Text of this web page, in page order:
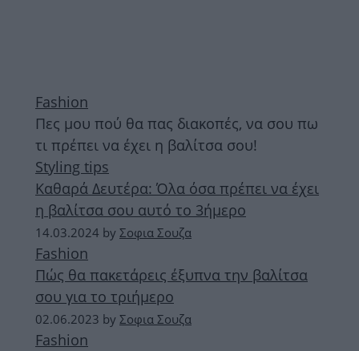
Fashion
Πες μου πού θα πας διακοπές, να σου πω
τι πρέπει να έχει η βαλίτσα σου!
Styling tips
Καθαρά Δευτέρα: Όλα όσα πρέπει να έχει
η βαλίτσα σου αυτό το 3ήμερο
14.03.2024 by Σοφια Σουζα
Fashion
Πώς θα πακετάρεις έξυπνα την βαλίτσα
σου για το τριήμερο
02.06.2023 by Σοφια Σουζα
Fashion